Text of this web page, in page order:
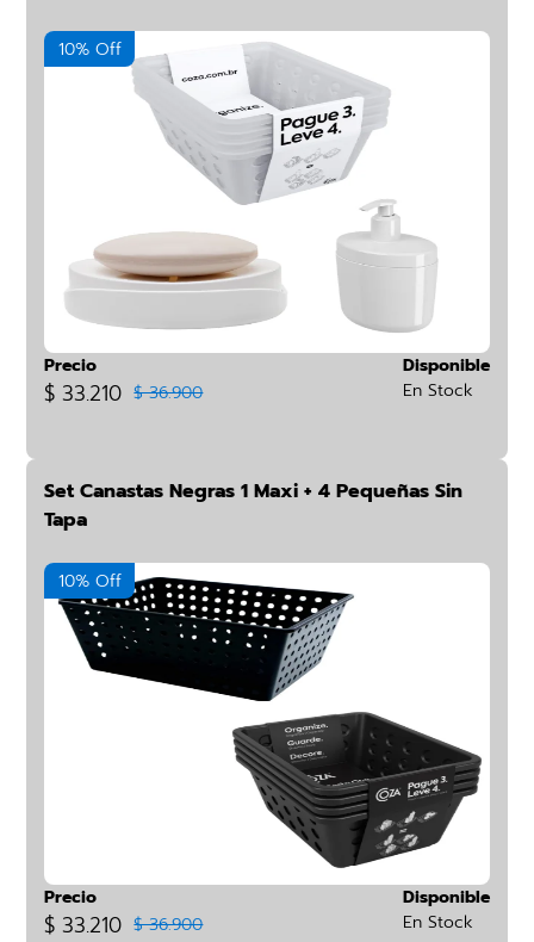
10% Off
Precio
$ 33.210 $ 36.900
Disponible
En Stock
Set Canastas Negras 1 Maxi + 4 Pequeñas Sin
Tapa
10% Off
Precio
$ 33.210 $ 36.900
Disponible
En Stock